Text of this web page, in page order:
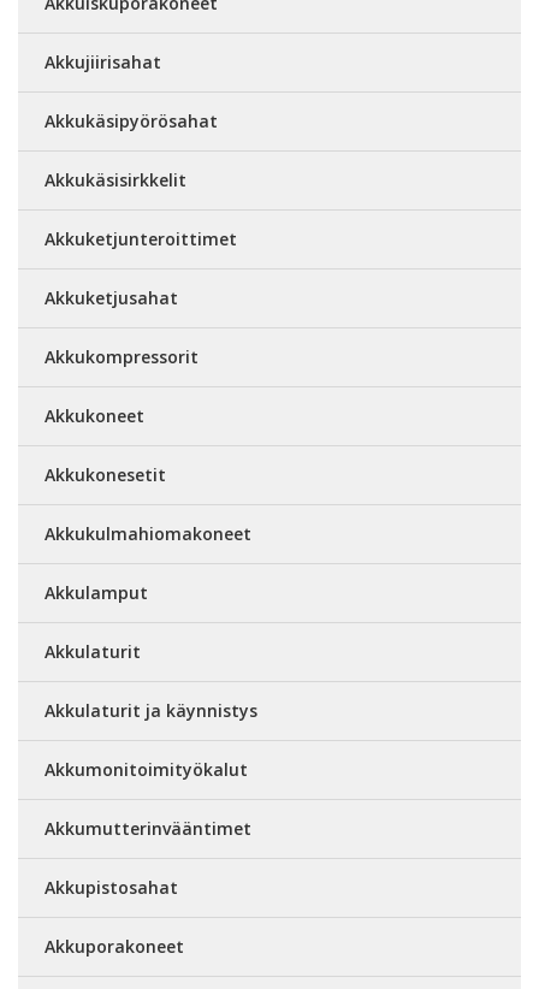
Akkujiirisahat
Akkukäsipyörösahat
Akkukäsisirkkelit
Akkuketjunteroittimet
Akkuketjusahat
Akkukompressorit
Akkukoneet
Akkukonesetit
Akkukulmahiomakoneet
Akkulamput
Akkulaturit
Akkulaturit ja käynnistys
Akkumonitoimityökalut
Akkumutterinvääntimet
Akkupistosahat
Akkuporakoneet